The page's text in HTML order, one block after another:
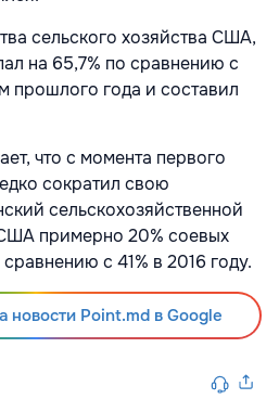
сельского хозяйства США,
на 65,7% по сравнению с
прошлого года и составил
что с момента первого
сократил свою
сельскохозяйственной
примерно 20% соевых
с 41% в 2016 году.
новости Point.md в Google